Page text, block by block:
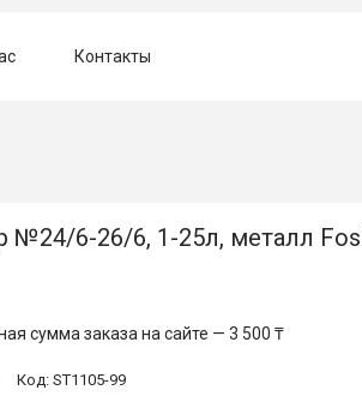
Контакты
№24/6-26/6, 1-25л, металл
сумма заказа на сайте — 3 500 ₸
Код: ST1105-99